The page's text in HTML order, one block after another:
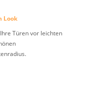
Look
Türen vor leichten